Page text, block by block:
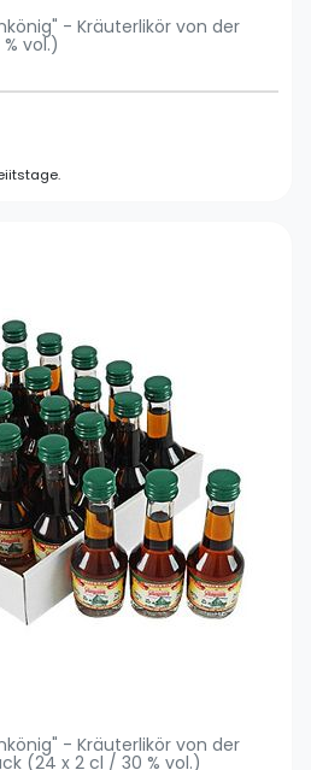
- Kräuterlikör von der
vol.)
- Kräuterlikör von der
(24 x 2 cl / 30 % vol.)